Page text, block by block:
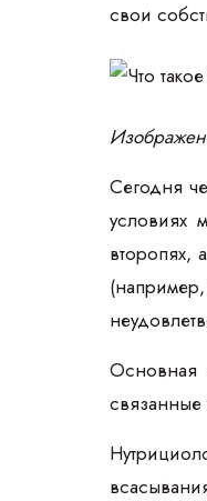
свои
Сегодня
условиях
второпях,
Основная
связанные